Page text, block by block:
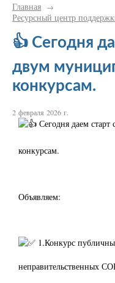
Главная →
Ресурсный центр
👍 Сегодня
двум
конкурсам.
2 февраля 2026 г.
Сегодня даем
конкурсам.
Объявляем:
1.Конкурс
неправительственных